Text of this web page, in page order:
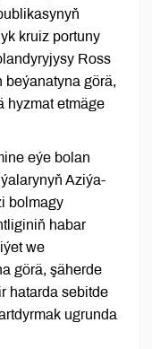
kruiz portuny
Ross
beýanatyna görä,
hyzmat etmäge
eýe bolan
Aziýa-
bolmagy
habar
we
görä, şäherde
hatarda sebitde
ugrunda